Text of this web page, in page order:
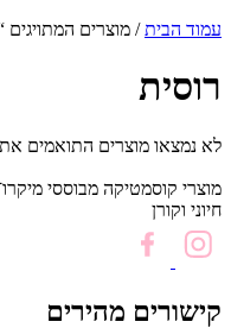
עמוד הבית/ מוצרים המתויגים
רוסית
לא נמצאו מוצרים התואמים
מוצרי קוסמטיקה מבוססי
חיוני וקורן
קישורים מהירים